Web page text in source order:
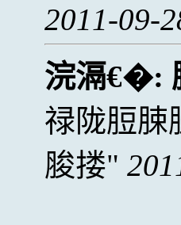
2011-09-
浣滆€�:
禄陇脰脨
脧搂